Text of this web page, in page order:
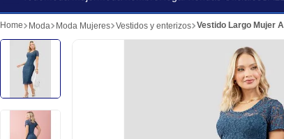
Moda Moda Mujeres Vestidos y enterizos Vestido Largo Mujer
2. futbol